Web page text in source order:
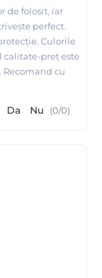
de folosit, iar
perfect.
Culorile
calitate-preț este
cu
Da Nu (0/0)